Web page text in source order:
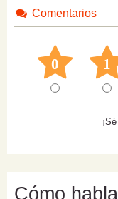
Comentarios
0 1
Cómo